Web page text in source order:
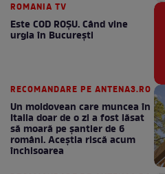
ROMANIA TV
Este COD ROŞU. Când vine
urgia în Bucureşti
RECOMANDARE PE ANTENA3.RO
Un moldovean care muncea în
Italia doar de o zi a fost lăsat
să moară pe şantier de 6
români. Aceștia riscă acum
închisoarea